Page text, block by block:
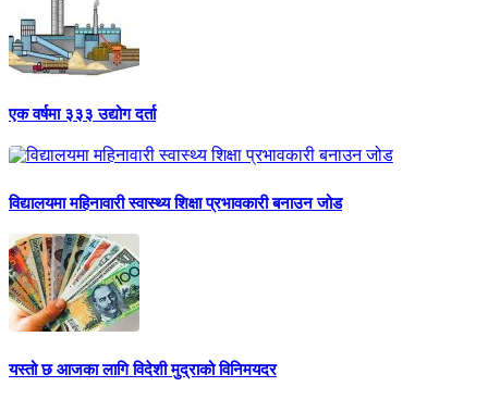
एक वर्षमा ३३३ उद्योग दर्ता
विद्यालयमा महिनावारी स्वास्थ्य शिक्षा प्रभावकारी बनाउन जोड
यस्तो छ आजका लागि विदेशी मुद्राको विनिमयदर